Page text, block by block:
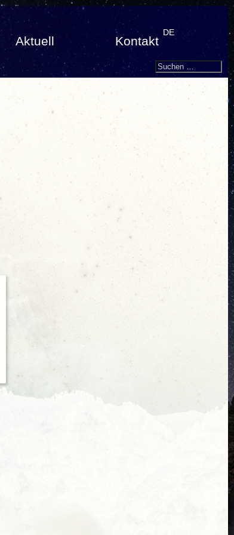
Aktuell Kontakt
DE
Search
Suchen